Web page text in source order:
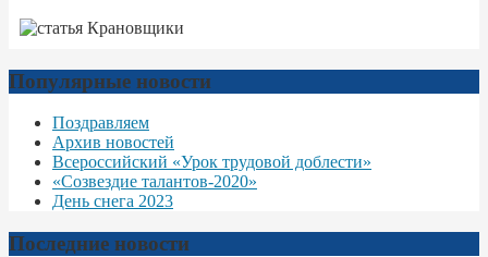
Популярные новости
Поздравляем
Архив новостей
Всероссийский «Урок трудовой доблести»
«Созвездие талантов-2020»
День снега 2023
Последние новости